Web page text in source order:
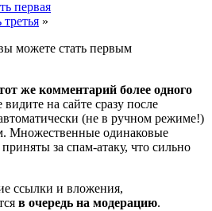
первая
»
можете стать первым
же комментарий более одного
на сайте сразу после
(не в ручном режиме!)
Множественные одинаковые
за спам-атаку, что сильно
ссылки и вложения,
в очередь на модерацию.